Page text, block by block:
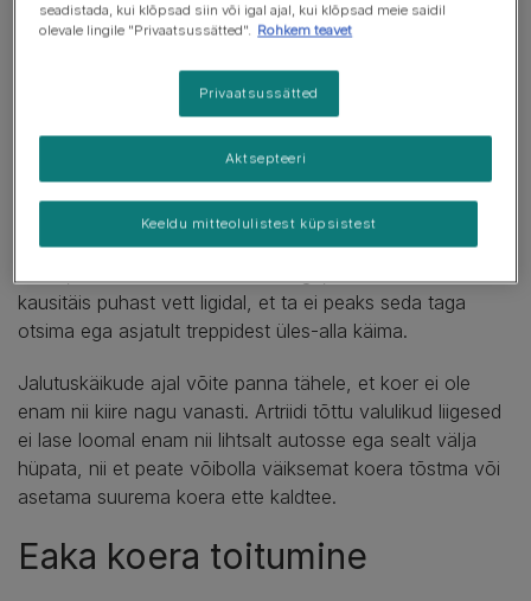
Kae
Kodune elu
Nii nagu inimesed, hindavad ka koerad pehmet
magamisaset, millel ennast kerra tõmmata, eriti kui nende
liigesed on valulikud. Asetage see vaiksesse ja sooja
kausitäis puhast vett ligidal, et ta ei peaks seda taga
otsima ega asjatult treppidest üles-alla käima.
Jalutuskäikude ajal võite panna tähele, et koer ei ole
enam nii kiire nagu vanasti. Artriidi tõttu valulikud liigesed
ei lase loomal enam nii lihtsalt autosse ega sealt välja
hüpata, nii et peate võibolla väiksemat koera tõstma või
asetama suurema koera ette kaldtee.
Eaka koera toitumine
seadistada, kui klõpsad siin või igal ajal, kui klõpsad meie saidil
olevale lingile "Privaatsussätted". Rohkem teavet
Privaatsussätted
Keeldu mitteolulistest küpsistest
Aktsepteeri